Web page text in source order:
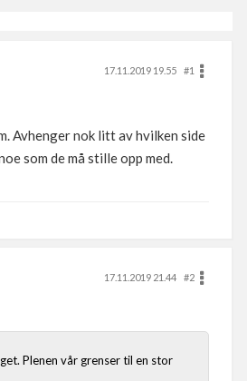
17.11.2019 19.55
#1
Avhenger nok litt av hvilken side
som de må stille opp med.
17.11.2019 21.44
#2
Plenen vår grenser til en stor